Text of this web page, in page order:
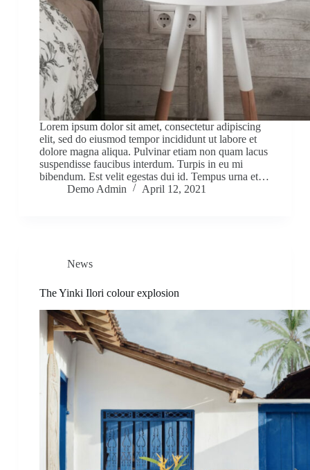
Lorem ipsum dolor sit amet, consectetur adipiscing
elit, sed do eiusmod tempor incididunt ut labore et
dolore magna aliqua. Pulvinar etiam non quam lacus
suspendisse faucibus interdum. Turpis in eu mi
bibendum. Est velit egestas dui id. Tempus urna et…
Demo Admin
April 12, 2021
News
The Yinki Ilori colour explosion